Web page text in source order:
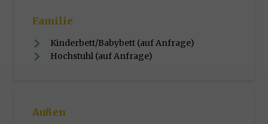
Familie
Kinderbett/Babybett (auf Anfrage)
Hochstuhl (auf Anfrage)
Außen